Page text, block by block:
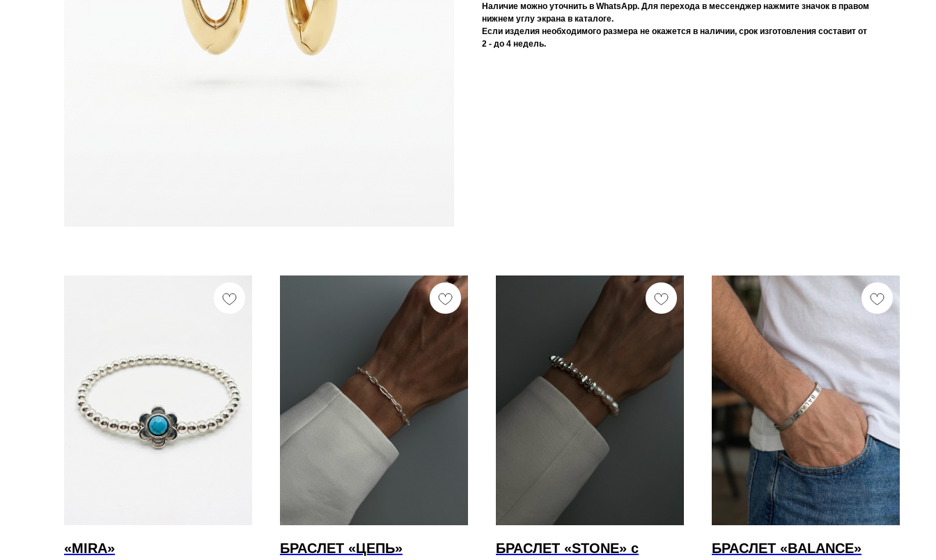
Наличие можно уточнить в WhatsApp. Для перехода в мессенджер нажмите значок в правом
нижнем углу экрана в каталоге.
Если изделия необходимого размера не окажется в наличии, срок изготовления составит от
2 - до 4 недель.
«MIRA» БРАСЛЕТ «ЦЕПЬ»
БРАСЛЕТ «STONE» с
БРАСЛЕТ «BALANCE»